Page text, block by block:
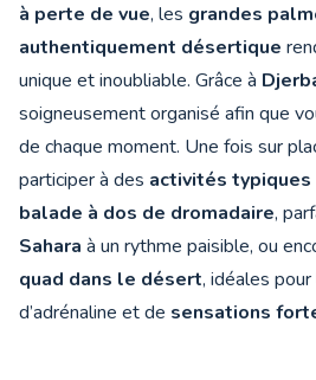
à perte de vue, les grandes
authentiquement désertique
unique et inoubliable. Grâce à
soigneusement organisé afin que
de chaque moment. Une fois sur
participer à des activités
balade à dos de dromadaire,
Sahara à un rythme paisible, ou
quad dans le désert, idéales
d’adrénaline et de sensations